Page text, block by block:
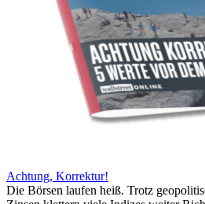
Achtung, Korrektur!
Die Börsen laufen heiß. Trotz